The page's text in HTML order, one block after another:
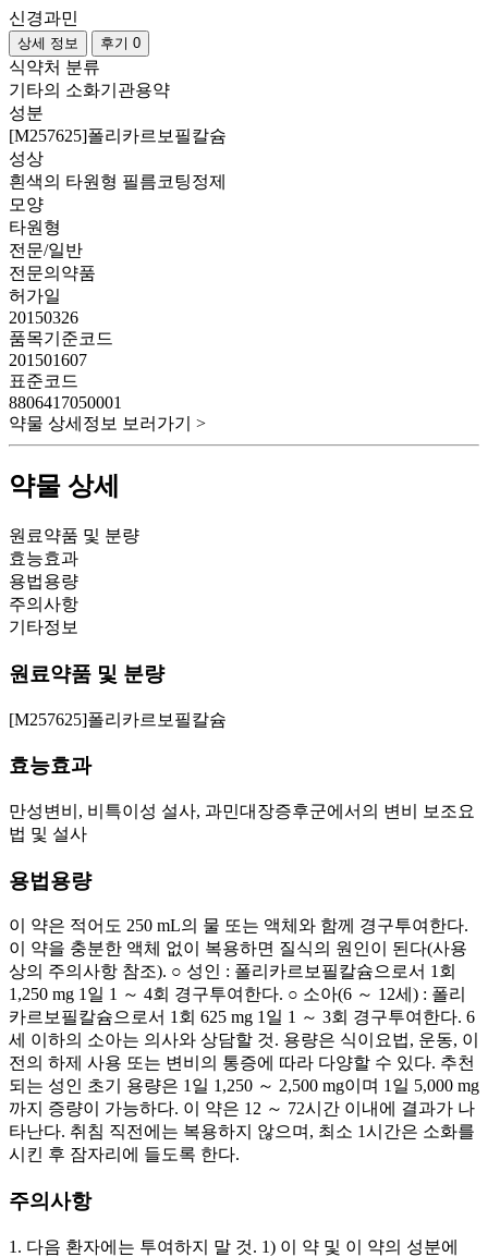
신경과민
상세 정보 후기 0
식약처 분류
기타의 소화기관용약
성분
[M257625]폴리카르보필칼슘
성상
흰색의 타원형 필름코팅정제
모양
타원형
전문/일반
전문의약품
허가일
20150326
품목기준코드
201501607
표준코드
8806417050001
약물 상세정보 보러가기 >
약물 상세
원료약품 및 분량
효능효과
용법용량
주의사항
기타정보
원료약품 및 분량
[M257625]폴리카르보필칼슘
효능효과
만성변비, 비특이성 설사, 과민대장증후군에서의 변비 보조요
법 및 설사
용법용량
이 약은 적어도 250 mL의 물 또는 액체와 함께 경구투여한다.
이 약을 충분한 액체 없이 복용하면 질식의 원인이 된다(사용
상의 주의사항 참조). ○ 성인 : 폴리카르보필칼슘으로서 1회
1,250 mg 1일 1 ～ 4회 경구투여한다. ○ 소아(6 ～ 12세) : 폴리
카르보필칼슘으로서 1회 625 mg 1일 1 ～ 3회 경구투여한다. 6
세 이하의 소아는 의사와 상담할 것. 용량은 식이요법, 운동, 이
전의 하제 사용 또는 변비의 통증에 따라 다양할 수 있다. 추천
되는 성인 초기 용량은 1일 1,250 ～ 2,500 mg이며 1일 5,000 mg
까지 증량이 가능하다. 이 약은 12 ～ 72시간 이내에 결과가 나
타난다. 취침 직전에는 복용하지 않으며, 최소 1시간은 소화를
시킨 후 잠자리에 들도록 한다.
주의사항
1. 다음 환자에는 투여하지 말 것. 1) 이 약 및 이 약의 성분에